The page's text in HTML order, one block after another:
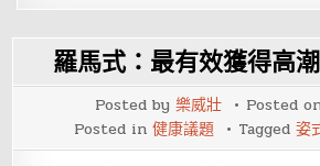
羅馬式：最有效獲得高
Posted by 樂威壯 Posted
Posted in 健康議題 Tagged 姿